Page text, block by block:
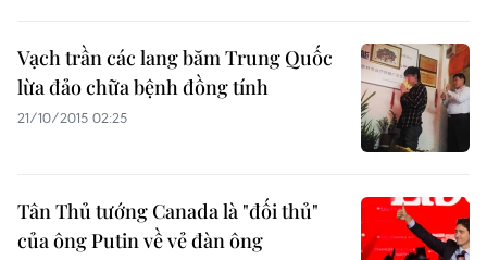
Vạch trần các lang băm Trung Quốc
lừa đảo chữa bệnh đồng tính
21/10/2015 02:25
Tân Thủ tướng Canada là "đối thủ"
của ông Putin về vẻ đàn ông